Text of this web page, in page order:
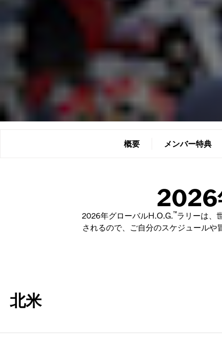
概要 メンバー特典
2026
2026年グローバルH.O.G.™ラリーは、
されるので、ご自分のスケジュール
北米